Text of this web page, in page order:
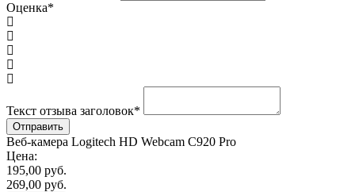
Оценка*
Текст отзыва заголовок*
Веб-камера Logitech HD Webcam C920 Pro
Цена:
195,00 руб.
269,00 руб.